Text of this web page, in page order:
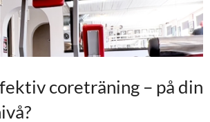
coreträning – på din